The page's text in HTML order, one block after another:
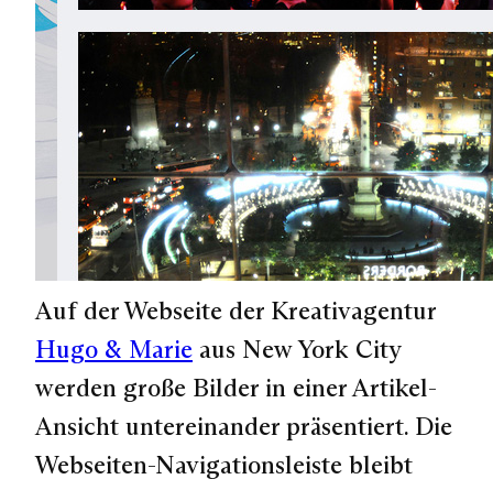
Auf der Webseite der Kreativagentur
Hugo & Marie aus New York City
werden große Bilder in einer Artikel-
Ansicht untereinander präsentiert. Die
Webseiten-Navigationsleiste bleibt